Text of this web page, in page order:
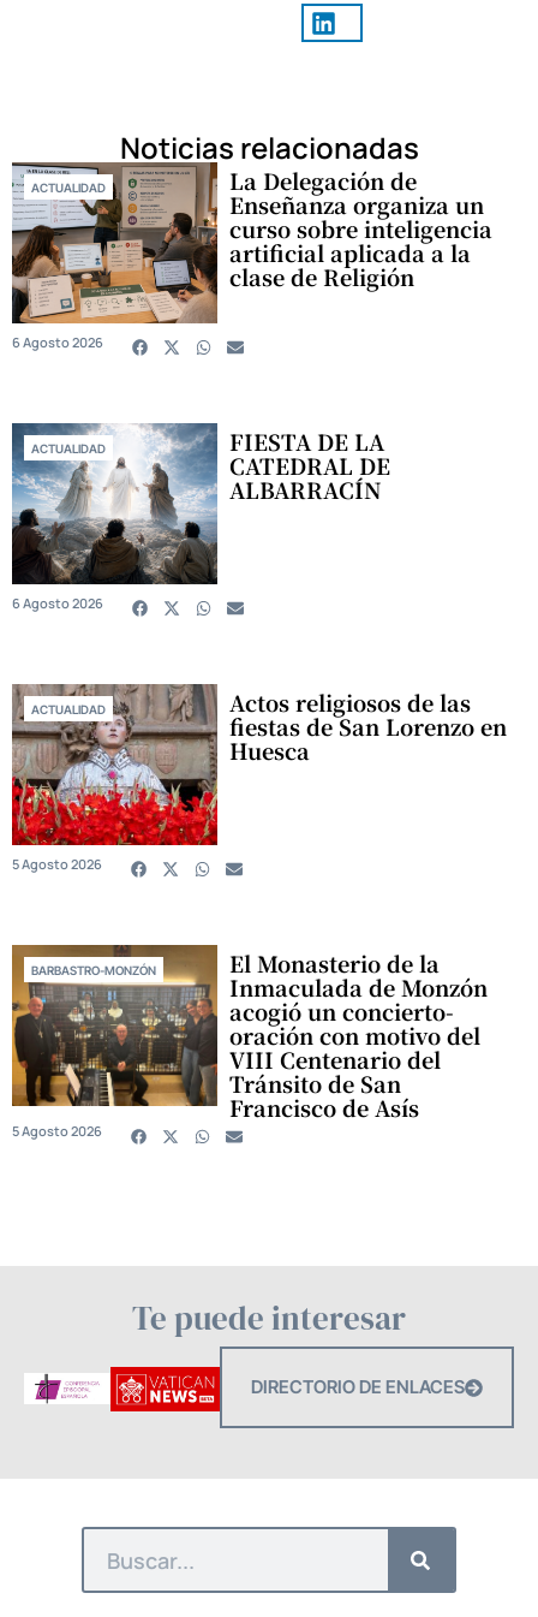
Noticias relacionadas
ACTUALIDAD La Delegación de
Enseñanza organiza un
curso sobre inteligencia
artificial aplicada a la
clase de Religión
6 Agosto 2026
ACTUALIDAD FIESTA DE LA
CATEDRAL DE
ALBARRACÍN
6 Agosto 2026
ACTUALIDAD Actos religiosos de las
fiestas de San Lorenzo en
Huesca
5 Agosto 2026
BARBASTRO-MONZÓN El Monasterio de la
Inmaculada de Monzón
acogió un concierto-
oración con motivo del
VIII Centenario del
Tránsito de San
Francisco de Asís
5 Agosto 2026
Te puede interesar
DIRECTORIO DE ENLACES